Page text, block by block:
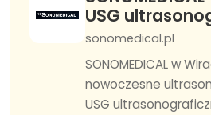
USG
sonomedical.pl
SONOMEDICAL w
nowoczesne
USG